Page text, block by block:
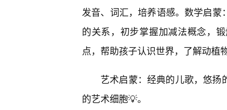
发音、词汇，培养语感。数学启
的关系，初步掌握加减法概念，
点，帮助孩子认识世界，了解动植
艺术启蒙：经典的儿歌，悠扬
的艺术细胞💡。